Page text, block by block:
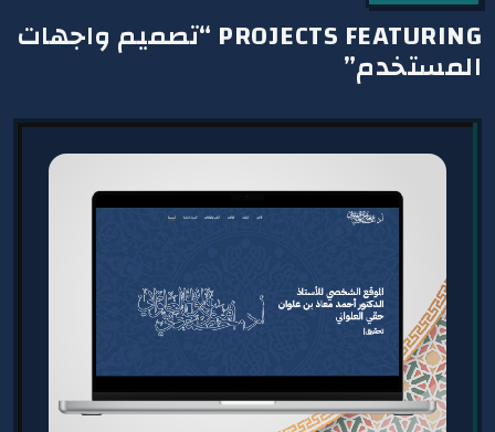
PROJECTS FEATURING “تصميم واجهات
المستخدم”